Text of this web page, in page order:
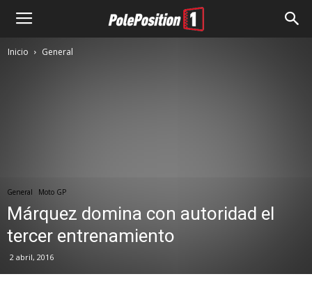
Inicio General
General Moto GP
Márquez domina con autoridad el
tercer entrenamiento
2 abril, 2016